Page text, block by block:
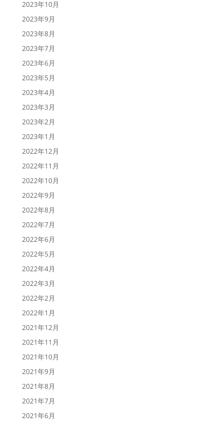
2023年10月
2023年9月
2023年8月
2023年7月
2023年6月
2023年5月
2023年4月
2023年3月
2023年2月
2023年1月
2022年12月
2022年11月
2022年10月
2022年9月
2022年8月
2022年7月
2022年6月
2022年5月
2022年4月
2022年3月
2022年2月
2022年1月
2021年12月
2021年11月
2021年10月
2021年9月
2021年8月
2021年7月
2021年6月